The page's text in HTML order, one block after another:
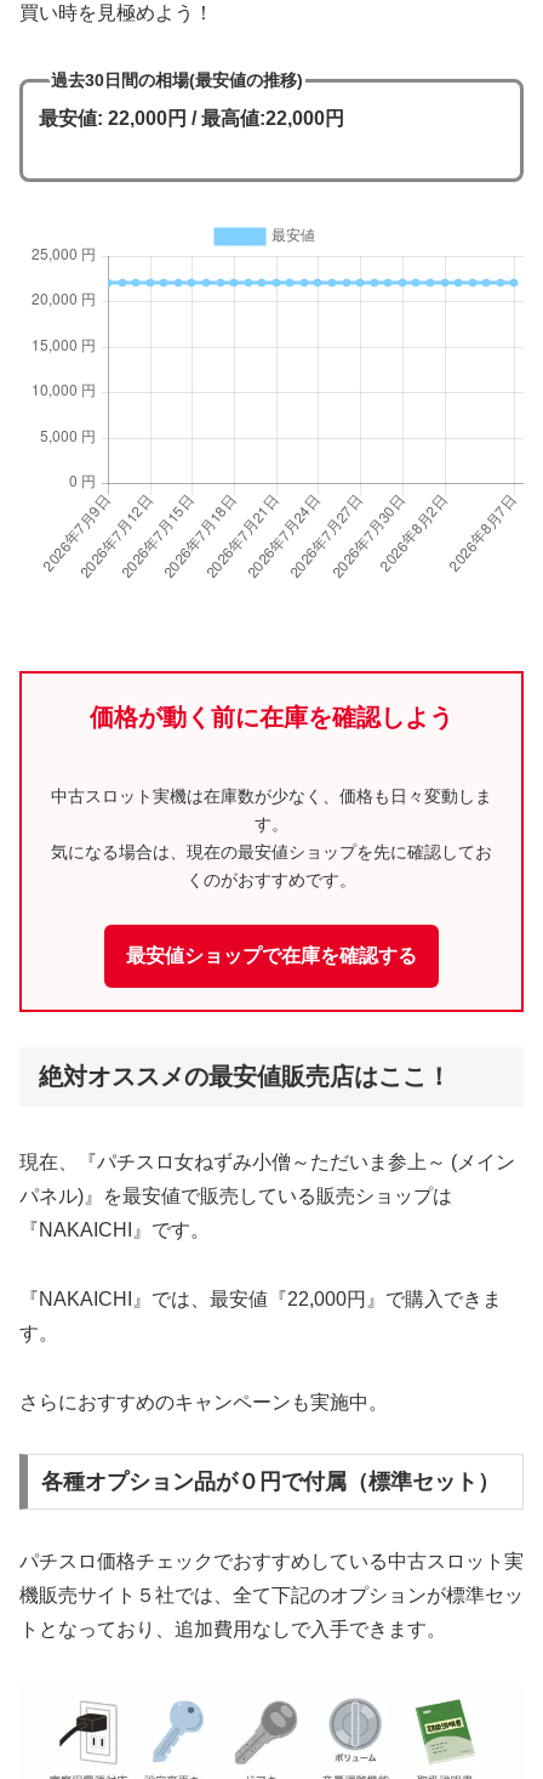
買い時を見極めよう！
過去30日間の相場(最安値の推移)
最安値: 22,000円 / 最高値:22,000円
価格が動く前に在庫を確認しよう
中古スロット実機は在庫数が少なく、価格も日々変動しま
す。
気になる場合は、現在の最安値ショップを先に確認してお
くのがおすすめです。
最安値ショップで在庫を確認する
絶対オススメの最安値販売店はここ！
現在、『パチスロ女ねずみ小僧～ただいま参上～ (メイン
パネル)』を最安値で販売している販売ショップは
『NAKAICHI』です。
『NAKAICHI』では、最安値『22,000円』で購入できま
す。
さらにおすすめのキャンペーンも実施中。
各種オプション品が０円で付属（標準セット）
パチスロ価格チェックでおすすめしている中古スロット実
機販売サイト５社では、全て下記のオプションが標準セッ
トとなっており、追加費用なしで入手できます。